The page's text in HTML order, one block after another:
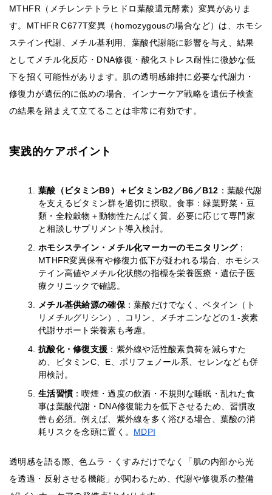
MTHFR（メチレンテトラヒドロ葉酸還元酵素）変異がありま
す。MTHFR C677T変異（homozygousの場合など）は、ホモシ
ステイン代謝、メチル基利用、葉酸代謝能に影響を与え、結果
としてメチル化反応・DNA修復・酸化ストレス耐性に微妙な低
下を招く可能性があります。肌の透明感維持に必要な代謝力・
修復力が遺伝的に低めの場合、インナーケア戦略を遺伝子検査
の結果を踏まえて立てることは非常に有効です。
実践的ケアポイント
葉酸（ビタミンB9）＋ビタミンB2／B6／B12 ：葉酸代謝
を支えるビタミン群を適切に摂取。食事：緑葉野菜・豆
類・全粒穀物＋動物性たんぱく質。必要に応じて専門家
と相談しサプリメント導入検討。
ホモシステイン・メチル化マーカーのモニタリング：
MTHFR変異保有や修復力低下が疑われる場合、ホモシス
テイン高値やメチル化状態の指標を栄養医療・遺伝子医
療クリニックで確認。
メチル基供給源の確保：葉酸だけでなく、ベタイン（ト
リメチルグリシン）、コリン、メチオニンなどの１-炭素
代謝サポート栄養素も考慮。
抗酸化・修復支援 ：紫外線や活性酸素負荷を減らすた
め、ビタミンC、E、ポリフェノール系、セレンなども併
用検討。
生活習慣 ：喫煙・過度の飲酒・不規則な睡眠・乱れた食
事は葉酸代謝・DNA修復能力を低下させるため、習慣改
善も必須。例えば、紫外線を多く浴びる場合、葉酸の消
耗リスクを念頭に置く。 MDPI
透明感を語る際、色ムラ・くすみだけでなく「肌の内部から光
を透過・反射させる機能」が関わるため、代謝や修復系の整備